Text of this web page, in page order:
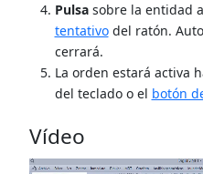
Pulsasobre la entidad
tentativodel ratón.
cerrará.
La orden estará activa
del teclado o el botón
Vídeo